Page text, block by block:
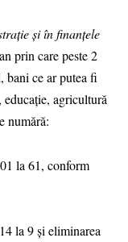
și în finanțele
prin care peste 2
bani ce ar putea fi
agricultură
numără:
la 61, conform
la 9 și eliminarea